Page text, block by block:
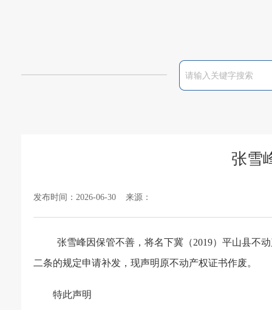
张雪
发布时间：2026-06-30 来源：
张雪峰因保管不善，将名下冀（2019）平山县不
二条的规定申请补发，现声明原不动产权证书作废。
特此声明